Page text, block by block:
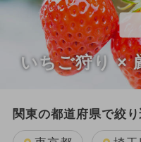
いちご狩り ×
関東の都道府県で絞